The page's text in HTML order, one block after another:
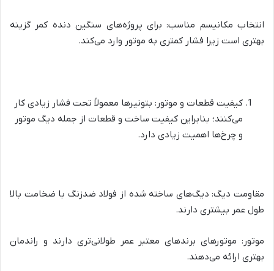
انتخاب مکانیسم مناسب: برای پروژه‌های سنگین دنده کمر گزینه
بهتری است زیرا فشار کمتری به موتور وارد می‌کند.
کیفیت قطعات و موتور: بتونیرها معمولاً تحت فشار زیادی کار
می‌کنند؛ بنابراین کیفیت ساخت و قطعات از جمله دیگ موتور
و چرخ‌ها اهمیت زیادی دارد.
مقاومت دیگ: دیگ‌های ساخته شده از فولاد ضدزنگ با ضخامت بالا
طول عمر بیشتری دارند.
موتور: موتورهای برندهای معتبر عمر طولانی‌تری دارند و راندمان
بهتری ارائه می‌دهند.